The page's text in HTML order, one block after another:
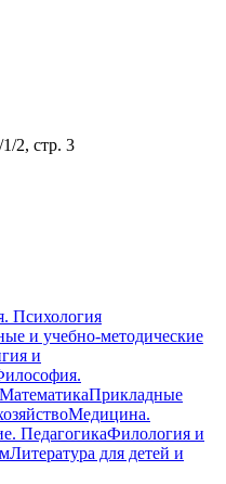
2, стр. 3
Психология
и учебно-методические
и
Прикладные
Медицина.
ПедагогикаФилология и
Литература для детей и